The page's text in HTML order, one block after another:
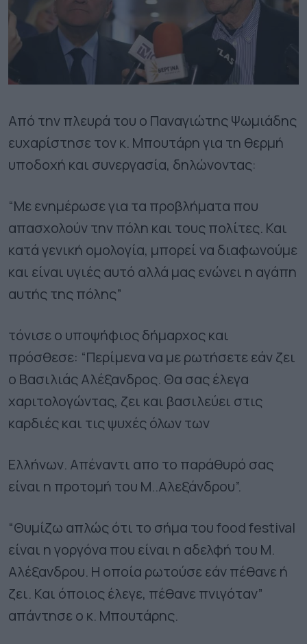
Από την πλευρά του ο Παναγιώτης Ψωμιάδης
ευχαρίστησε τον κ. Μπουτάρη για τη θερμή
υποδοχή και συνεργασία, δηλώνοντας:
“Με ενημέρωσε για τα προβλήματα που
απασχολούν την πόλη και τους πολίτες. Και
κατά γενική ομολογία, μπορεί να διαφωνούμε
και είναι υγιές αυτό αλλά μας ενώνει η αγάπη
αυτής της πόλης”
τόνισε ο υποψήφιος δήμαρχος και
πρόσθεσε: “Περίμενα να με ρωτήσετε εάν ζει
ο Βασιλιάς Αλέξανδρος. Θα σας έλεγα
χαριτολογώντας, ζει και βασιλεύει στις
καρδιές και τις ψυχές όλων των
Ελλήνων. Απέναντι απο το παράθυρό σας
είναι η προτομή του Μ..Αλεξάνδρου”.
“Θυμίζω απλώς ότι το σήμα του food festival
είναι η γοργόνα που είναι η αδελφή του Μ.
Αλέξανδρου. Η οποία ρωτούσε εάν πέθανε ή
ζει. Και όποιος έλεγε, πέθανε πνιγόταν”
απάντησε ο κ. Μπουτάρης.